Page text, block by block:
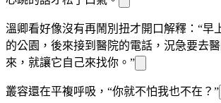
溫卿看好像沒有再鬧別扭才開口解釋：“早
的公園，後來接到醫院的電話， 況急要去
來，就讓它自己來找你。”
叢容還在平複呼吸，“你就不怕我也不在？”